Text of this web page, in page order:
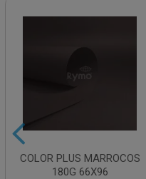
COLOR PLUS MARROCOS
180G 66X96